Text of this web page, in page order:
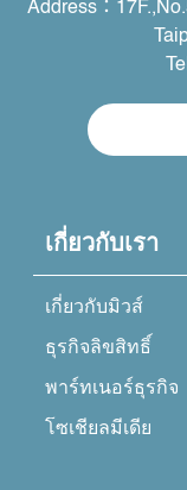
Address：
เกี่ยวกับเรา
เกี่ยวกับมิวส์
ธุรกิจลิขสิทธิ์
พาร์ทเนอร์ธุรกิจ
โซเชียลมีเดีย